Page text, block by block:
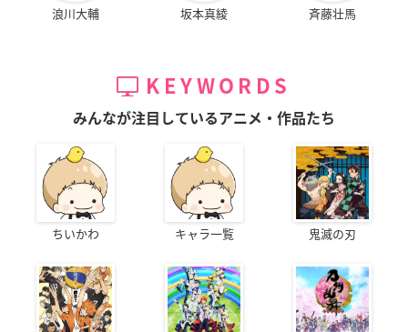
浪川大輔 坂本真綾 斉藤壮馬
KEYWORDS
みんなが注目しているアニメ・作品たち
ちいかわ キャラ一覧 鬼滅の刃